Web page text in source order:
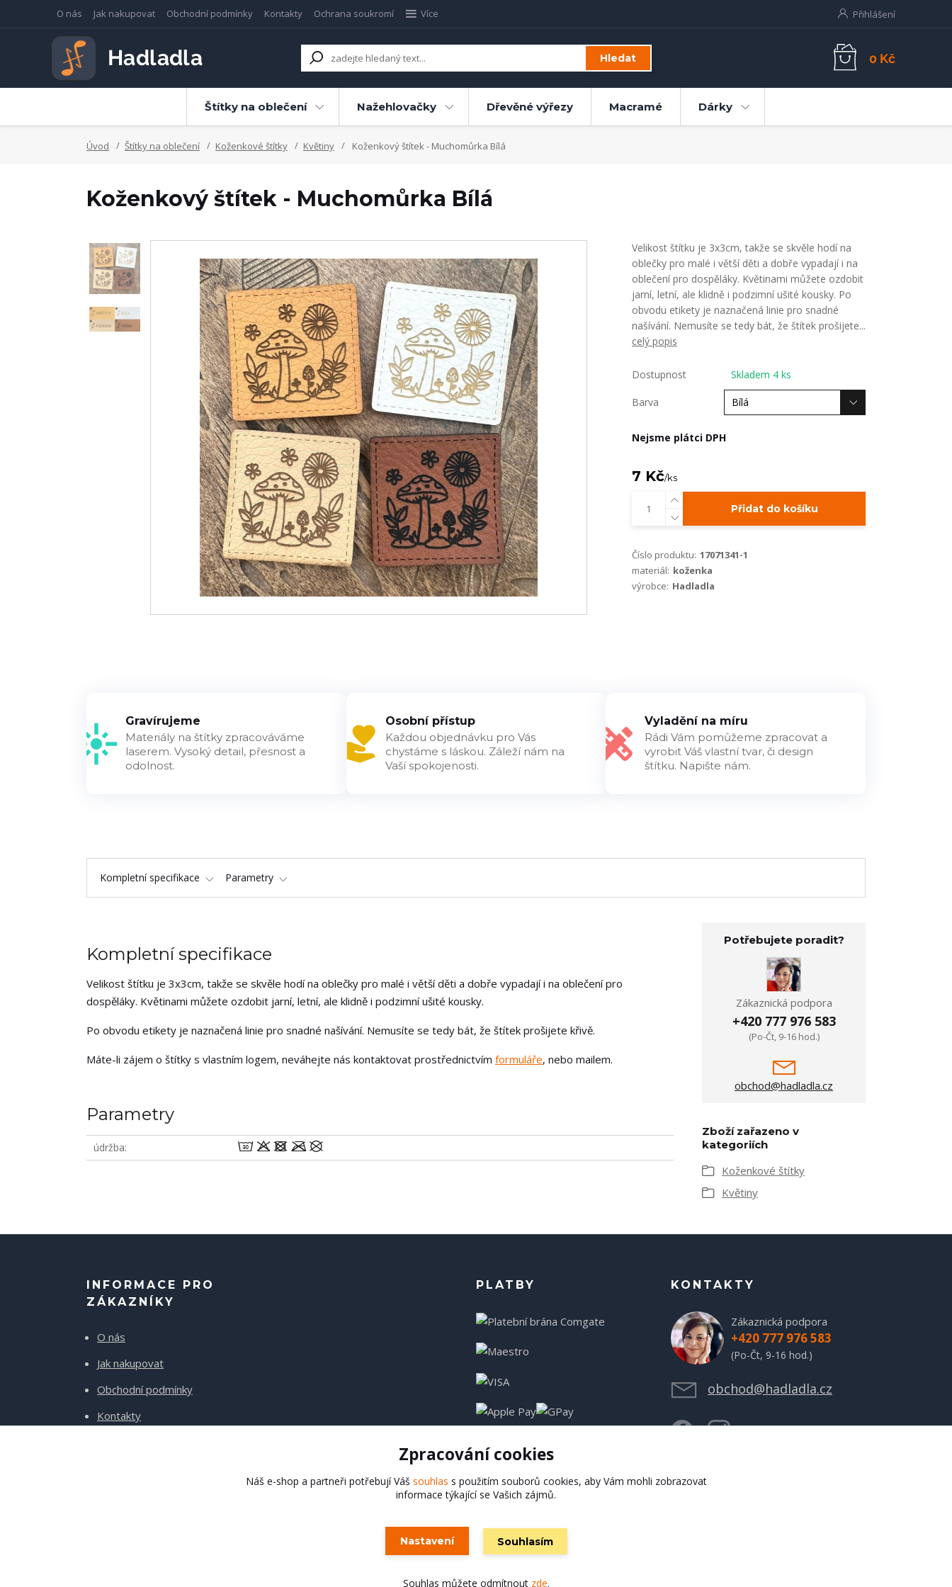
O nás Jak nakupovat Obchodní podmínky Kontakty Ochrana soukromí Více Přihlášení
Hledat 0 Kč
Štítky na oblečení Nažehlovačky Dřevěné výřezy Macramé Dárky
Úvod Štítky na oblečení Koženkové štítky Květiny Koženkový štítek - Muchomůrka Bílá
Koženkový štítek - Muchomůrka Bílá
Velikost štítku je 3x3cm, takže se skvěle hodí na
oblečky pro malé i větší děti a dobře vypadají i na
oblečení pro dospěláky. Květinami můžete ozdobit
jarní, letní, ale klidně i podzimní ušité kousky. Po
obvodu etikety je naznačená linie pro snadné
našívání. Nemusíte se tedy bát, že štítek prošijete...
celý popis
Dostupnost Skladem 4 ks
Barva
Nejsme plátci DPH
7 Kč/ks
Přidat do košíku
Číslo produktu: 17071341-1
materiál: koženka
výrobce: Hadladla
Gravírujeme
Materiály na štítky zpracováváme
laserem. Vysoký detail, přesnost a
odolnost.
Osobní přístup
Každou objednávku pro Vás
chystáme s láskou. Záleží nám na
Vaší spokojenosti.
Vyladění na míru
Rádi Vám pomůžeme zpracovat a
vyrobit Váš vlastní tvar, či design
štítku. Napište nám.
Kompletní specifikace Parametry
Kompletní specifikace
Velikost štítku je 3x3cm, takže se skvěle hodí na oblečky pro malé i větší děti a dobře vypadají i na oblečení pro
dospěláky. Květinami můžete ozdobit jarní, letní, ale klidně i podzimní ušité kousky.
Po obvodu etikety je naznačená linie pro snadné našívání. Nemusíte se tedy bát, že štítek prošijete křivě.
Máte-li zájem o štítky s vlastním logem, neváhejte nás kontaktovat prostřednictvím formuláře, nebo mailem.
Parametry
údržba wodmU
Potřebujete poradit?
Zákaznická podpora
+420 777 976 583
(Po-Čt, 9-16 hod.)
obchod@hadladla.cz
Zboží zařazeno v
kategoriích
Koženkové štítky
Květiny
INFORMACE PRO
ZÁKAZNÍKY
O nás
Jak nakupovat
Obchodní podmínky
Kontakty
PLATBY KONTAKTY
Zákaznická podpora
+420 777 976 583
(Po-Čt, 9-16 hod.)
obchod@hadladla.cz
Hadladla.cz
Zpracování cookies
Náš e-shop a partneři potřebují Váš souhlas s použitím souborů cookies, aby Vám mohli zobrazovat
informace týkající se Vašich zájmů.
Nastavení Souhlasím
Souhlas můžete odmítnout zde.